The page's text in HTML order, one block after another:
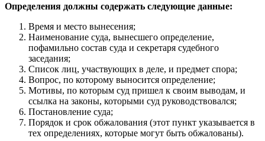
Определения должны содержать следующие данные:
Время и место вынесения;
Наименование суда, вынесшего определение,
пофамильно состав суда и секретаря судебного
заседания;
Список лиц, участвующих в деле, и предмет спора;
Вопрос, по которому выносится определение;
Мотивы, по которым суд пришел к своим выводам, и
ссылка на законы, которыми суд руководствовался;
Постановление суда;
Порядок и срок обжалования (этот пункт указывается в
тех определениях, которые могут быть обжалованы).